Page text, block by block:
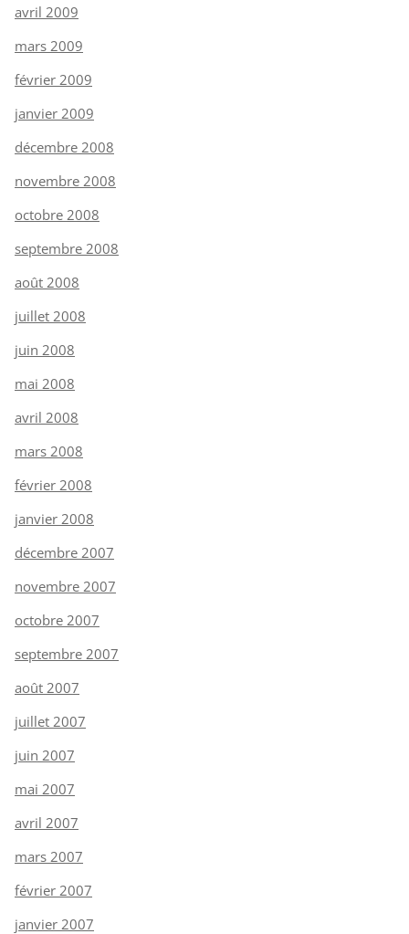
avril 2009
mars 2009
février 2009
janvier 2009
décembre 2008
novembre 2008
octobre 2008
septembre 2008
août 2008
juillet 2008
juin 2008
mai 2008
avril 2008
mars 2008
février 2008
janvier 2008
décembre 2007
novembre 2007
octobre 2007
septembre 2007
août 2007
juillet 2007
juin 2007
mai 2007
avril 2007
mars 2007
février 2007
janvier 2007